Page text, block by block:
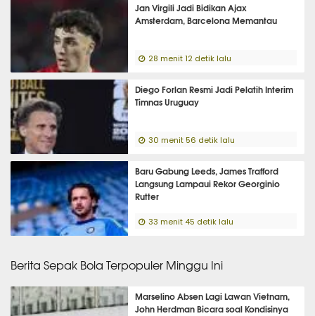
Jan Virgili Jadi Bidikan Ajax
Amsterdam, Barcelona Memantau
28 menit 12 detik lalu
Diego Forlan Resmi Jadi Pelatih Interim
Timnas Uruguay
30 menit 56 detik lalu
Baru Gabung Leeds, James Trafford
Langsung Lampaui Rekor Georginio
Rutter
33 menit 45 detik lalu
Berita Sepak Bola Terpopuler Minggu Ini
Marselino Absen Lagi Lawan Vietnam,
John Herdman Bicara soal Kondisinya